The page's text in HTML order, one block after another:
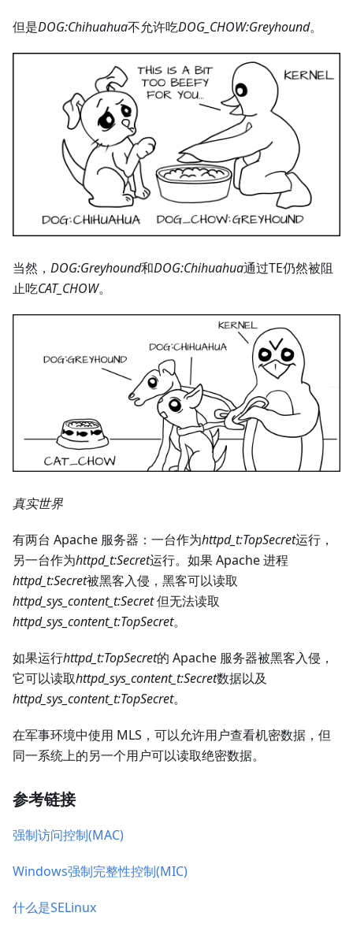
但是DOG:Chihuahua不允许吃DOG_CHOW:Greyhound。
当然， DOG:Greyhound和DOG:Chihuahua通过TE仍然被阻
止吃CAT_CHOW。
真实世界
有两台 Apache 服务器：一台作为httpd_t:TopSecret运行，
另一台作为httpd_t:Secret运行。如果 Apache 进程
httpd_t:Secret被黑客入侵，黑客可以读取
httpd_sys_content_t:Secret但无法读取
httpd_sys_content_t:TopSecret。
如果运行httpd_t:TopSecret的 Apache 服务器被黑客入侵，
它可以读取httpd_sys_content_t:Secret数据以及
httpd_sys_content_t:TopSecret。
在军事环境中使用 MLS，可以允许用户查看机密数据，但
同一系统上的另一个用户可以读取绝密数据。
参考链接
强制访问控制(MAC)
Windows强制完整性控制(MIC)
什么是SELinux